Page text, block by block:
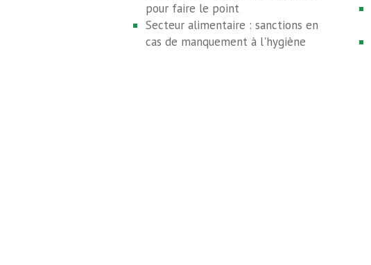
pour faire le point
Secteur alimentaire : sanctions en
cas de manquement à l'hygiène